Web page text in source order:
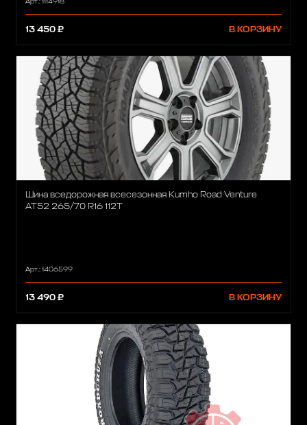
13 450 ₽ В КОРЗИНУ
Шина вседорожная всесезонная Kumho Road Venture
AT52 265/70 R16 112T
Арт.: 1406599
13 490 ₽ В КОРЗИНУ